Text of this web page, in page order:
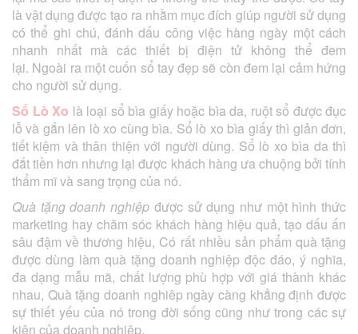
là vật dụng được tạo ra nhằm mục đích giúp người sử dụng
có thể ghi chú, đánh dấu công việc hàng ngày một cách
nhanh nhất mà các thiết bị điện tử không thể đem
lại. Ngoài ra một cuốn sổ tay đẹp sẽ còn đem lại cảm hứng
cho người sử dụng.
Sổ Lò Xo là loại sổ bìa giấy hoặc bìa da, ruột sổ được đục
lỗ và gắn lên lò xo cùng bìa. Sổ lò xo bìa giấy thì giản đơn,
tiết kiệm và thân thiện với người dùng. Sổ lò xo bìa da thì
đắt tiền hơn nhưng lại được khách hàng ưa chuộng bởi tính
thẩm mĩ và sang trọng của nó.
Quà tặng doanh nghiệp được sử dụng như một hình thức
marketing hay chăm sóc khách hàng hiệu quả, tạo dấu ấn
sâu đậm về thương hiệu, Có rất nhiều sản phẩm quà tặng
được dùng làm quà tặng doanh nghiệp độc đáo, ý nghĩa,
đa dạng mẫu mã, chất lượng phù hợp với giá thành khác
nhau, Quà tặng doanh nghiêp ngày càng khẳng định được
sự thiết yếu của nó trong đời sống cũng như trong các sự
kiện của doanh nghiệp.